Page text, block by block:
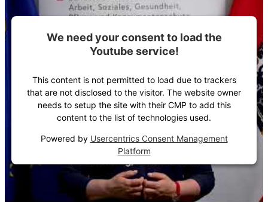
We need your consent to load the
Youtube service!
This content is not permitted to load due to trackers
that are not disclosed to the visitor. The website owner
needs to setup the site with their CMP to add this
content to the list of technologies used.
Powered by Usercentrics Consent Management
Platform